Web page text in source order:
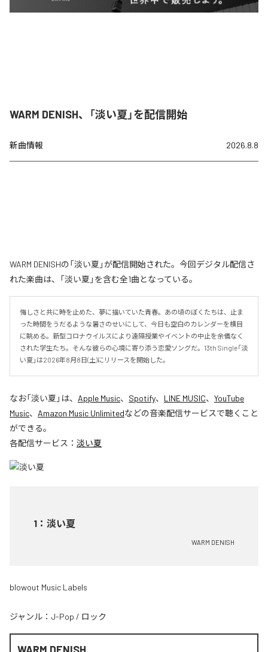
WARM DENISH、「淡い夏」を配信開始
新曲情報 2026.8.8
WARM DENISHの「淡い夏」が配信開始された。今回デジタル配信さ
れた楽曲は、「淡い夏」を含む全1曲となっている。
悔しさと共に時を止めた、夢に描いていた青春。あの頃のぼくたちは、止ま
った時間をうだるような暑さのせいにして、今日も空白のカレンダーを横目
に眺める。新型コロナウイルスにより遠隔授業やイベントの中止を余儀なく
された学生たち。そんな彼らの心境に寄り添う恋愛ソングだ。13th Single「淡
い夏」は2026年8月8日(土)にリリースを開始した。
なお「淡い夏 」は、 Apple Music、 Spotify、 LINE MUSIC、 YouTube
Music、 Amazon Music Unlimitedなどの音楽配信サービスで聴くこと
ができる。
各配信サービス： 淡い夏
1 ： 淡い夏
WARM DENISH
blowout Music Labels
ジャンル： J-Pop / ロック